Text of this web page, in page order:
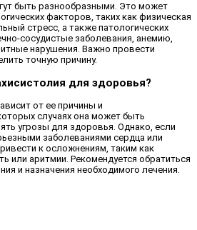
быть разнообразными. Это может
факторов, таких как физическая
стресс, а также патологических
сосудистые заболевания, анемию,
нарушения. Важно провести
точную причину.
для здоровья?
от ее причины и
случаях она может быть
угрозы для здоровья. Однако, если
заболеваниями сердца или
к осложнениям, таким как
или аритмии. Рекомендуется обратиться
и назначения необходимого лечения.